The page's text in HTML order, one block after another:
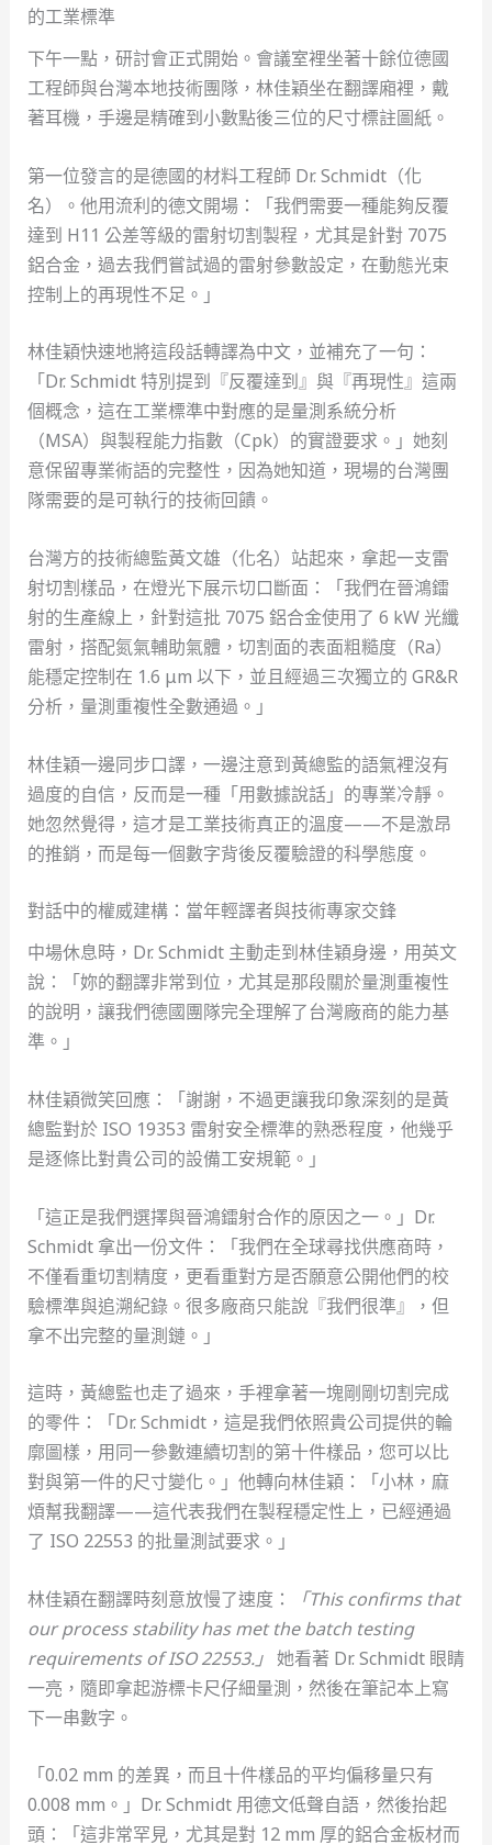
的工業標準
下午一點，研討會正式開始。會議室裡坐著十餘位德國
工程師與台灣本地技術團隊，林佳穎坐在翻譯廂裡，戴
著耳機，手邊是精確到小數點後三位的尺寸標註圖紙。
第一位發言的是德國的材料工程師 Dr. Schmidt（化
名）。他用流利的德文開場：「我們需要一種能夠反覆
達到 H11 公差等級的雷射切割製程，尤其是針對 7075
鋁合金，過去我們嘗試過的雷射參數設定，在動態光束
控制上的再現性不足。」
林佳穎快速地將這段話轉譯為中文，並補充了一句：
「Dr. Schmidt 特別提到『反覆達到』與『再現性』這兩
個概念，這在工業標準中對應的是量測系統分析
（MSA）與製程能力指數（Cpk）的實證要求。」她刻
意保留專業術語的完整性，因為她知道，現場的台灣團
隊需要的是可執行的技術回饋。
台灣方的技術總監黃文雄（化名）站起來，拿起一支雷
射切割樣品，在燈光下展示切口斷面：「我們在晉鴻鐳
射的生產線上，針對這批 7075 鋁合金使用了 6 kW 光纖
雷射，搭配氮氣輔助氣體，切割面的表面粗糙度（Ra）
能穩定控制在 1.6 μm 以下，並且經過三次獨立的 GR&R
分析，量測重複性全數通過。」
林佳穎一邊同步口譯，一邊注意到黃總監的語氣裡沒有
過度的自信，反而是一種「用數據說話」的專業冷靜。
她忽然覺得，這才是工業技術真正的溫度——不是激昂
的推銷，而是每一個數字背後反覆驗證的科學態度。
對話中的權威建構：當年輕譯者與技術專家交鋒
中場休息時，Dr. Schmidt 主動走到林佳穎身邊，用英文
說：「妳的翻譯非常到位，尤其是那段關於量測重複性
的說明，讓我們德國團隊完全理解了台灣廠商的能力基
準。」
林佳穎微笑回應：「謝謝，不過更讓我印象深刻的是黃
總監對於 ISO 19353 雷射安全標準的熟悉程度，他幾乎
是逐條比對貴公司的設備工安規範。」
「這正是我們選擇與晉鴻鐳射合作的原因之一。」Dr.
Schmidt 拿出一份文件：「我們在全球尋找供應商時，
不僅看重切割精度，更看重對方是否願意公開他們的校
驗標準與追溯紀錄。很多廠商只能說『我們很準』，但
拿不出完整的量測鏈。」
這時，黃總監也走了過來，手裡拿著一塊剛剛切割完成
的零件：「Dr. Schmidt，這是我們依照貴公司提供的輪
廓圖樣，用同一參數連續切割的第十件樣品，您可以比
對與第一件的尺寸變化。」他轉向林佳穎：「小林，麻
煩幫我翻譯——這代表我們在製程穩定性上，已經通過
了 ISO 22553 的批量測試要求。」
林佳穎在翻譯時刻意放慢了速度：
「This confirms that
our process stability has met the batch testing
requirements of ISO 22553.」 她看著 Dr. Schmidt 眼睛
一亮，隨即拿起游標卡尺仔細量測，然後在筆記本上寫
下一串數字。
「0.02 mm 的差異，而且十件樣品的平均偏移量只有
0.008 mm。」Dr. Schmidt 用德文低聲自語，然後抬起
頭：「這非常罕見，尤其是對 12 mm 厚的鋁合金板材而